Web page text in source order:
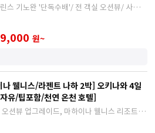
스 기노완 '단독수배'/ 전 객실 오션뷰/ 사계절
원~
나 웰니스/라젠트 나하 2박] 오키나와 4일
자유/팁포함/천연 온천 호텔]
오션뷰 업그레이드, 마하이나 웰니스 리조트 /